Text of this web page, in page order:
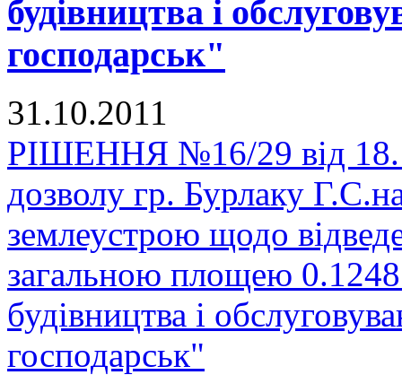
будівництва і
господарськ"
31.10.2011
РІШЕННЯ №16/29 від
дозволу гр. Бурлаку
землеустрою щодо
загальною площею 0.1248
будівництва і
господарськ"